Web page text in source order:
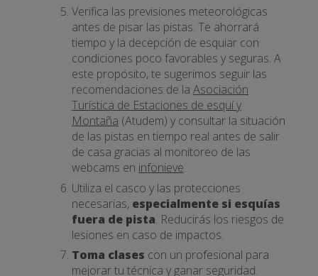
Verifica las previsiones meteorológicas
antes de pisar las pistas. Te ahorrará
tiempo y la decepción de esquiar con
condiciones poco favorables y seguras. A
este propósito, te sugerimos seguir las
recomendaciones de la Asociación
Turística de Estaciones de esquí y
Montaña (Atudem) y consultar la situación
de las pistas en tiempo real antes de salir
de casa gracias al monitoreo de las
webcams en infonieve.
Utiliza el casco y las protecciones
necesarias, especialmente si esquías
fuera de pista. Reducirás los riesgos de
lesiones en caso de impactos.
Toma clases con un profesional para
mejorar tu técnica y ganar seguridad.